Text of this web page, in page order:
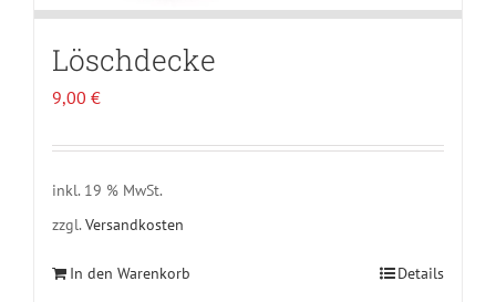
Löschdecke
9,00 €
inkl. 19 % MwSt.
zzgl. Versandkosten
In den Warenkorb Details